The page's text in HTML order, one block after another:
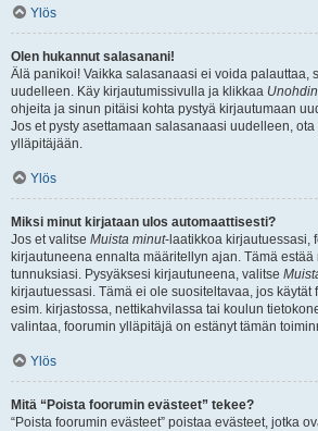
Ylös
Olen hukannut salasanani!
Älä panikoi! Vaikka salasanaasi ei voida palauttaa,
uudelleen. Käy kirjautumissivulla ja klikkaa
ohjeita ja sinun pitäisi kohta pystyä kirjautumaan
Jos et pysty asettamaan salasanaasi uudelleen, ota
ylläpitäjään.
Ylös
Miksi minut kirjataan ulos automaattisesti?
Jos et valitse Muista minut-laatikkoa kirjautuessasi,
kirjautuneena ennalta määritellyn ajan. Tämä
tunnuksiasi. Pysyäksesi kirjautuneena, valitse
kirjautuessasi. Tämä ei ole suositeltavaa, jos
esim. kirjastossa, nettikahvilassa tai koulun
valintaa, foorumin ylläpitäjä on estänyt tämän
Ylös
Mitä “Poista foorumin evästeet” tekee?
“Poista foorumin evästeet” poistaa evästeet, jotka